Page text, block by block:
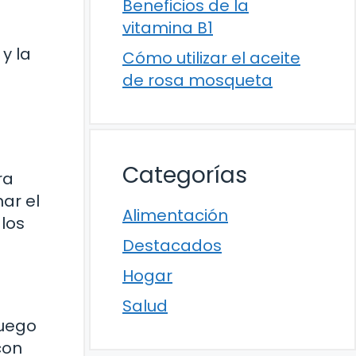
la
el
Beneficios de la
vitamina B1
Cómo utilizar el aceite
de rosa mosqueta
Categorías
Alimentación
Destacados
Hogar
Salud